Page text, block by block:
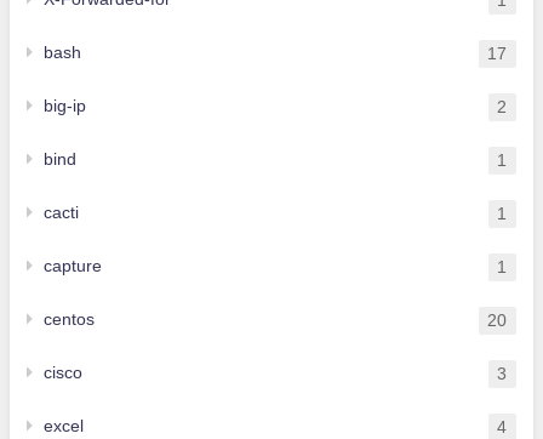
bash 17
big-ip 2
bind 1
cacti 1
capture 1
centos 20
cisco 3
excel 4